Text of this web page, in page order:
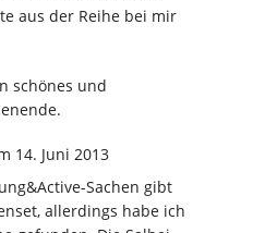
aus der Reihe bei mir
schönes und
14. Juni 2013
Sachen gibt
allerdings habe ich